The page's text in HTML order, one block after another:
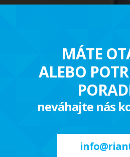
MÁTE
ALEBO
neváhajte nás